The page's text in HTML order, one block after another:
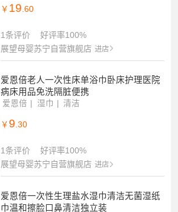
￥ 19 .60
1条评价
好评率100%
展望母婴苏宁自营旗舰店 进店
爱恩倍老人一次性床单浴巾卧床护理医院
病床用品免洗隔脏便携
爱恩倍 湿巾 清洁
￥ 9.30
1条评价
好评率100%
展望母婴苏宁自营旗舰店 进店
爱恩倍一次性生理盐水湿巾清洁无菌湿纸
巾温和擦脸口鼻清洁独立装